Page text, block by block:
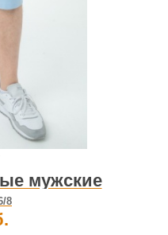
мужские
8